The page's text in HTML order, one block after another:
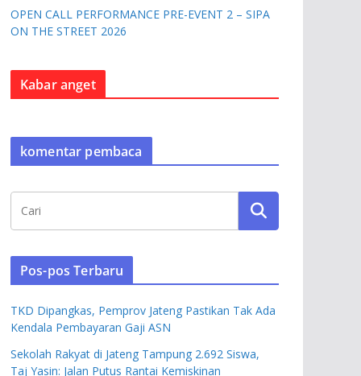
OPEN CALL PERFORMANCE PRE-EVENT 2 – SIPA
ON THE STREET 2026
Kabar anget
komentar pembaca
Pos-pos Terbaru
TKD Dipangkas, Pemprov Jateng Pastikan Tak Ada
Kendala Pembayaran Gaji ASN
Sekolah Rakyat di Jateng Tampung 2.692 Siswa,
Taj Yasin: Jalan Putus Rantai Kemiskinan